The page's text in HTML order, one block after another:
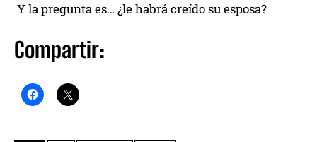
Y la pregunta es… ¿le habrá creído su esposa?
Compartir: